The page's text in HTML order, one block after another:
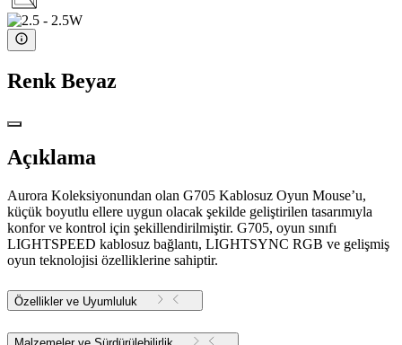
Renk Beyaz
Açıklama
Aurora Koleksiyonundan olan G705 Kablosuz Oyun Mouse’u,
küçük boyutlu ellere uygun olacak şekilde geliştirilen tasarımıyla
konfor ve kontrol için şekillendirilmiştir. G705, oyun sınıfı
LIGHTSPEED kablosuz bağlantı, LIGHTSYNC RGB ve gelişmiş
oyun teknolojisi özelliklerine sahiptir.
Özellikler ve Uyumluluk